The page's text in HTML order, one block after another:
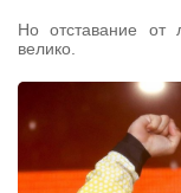
Но отставание от
велико.